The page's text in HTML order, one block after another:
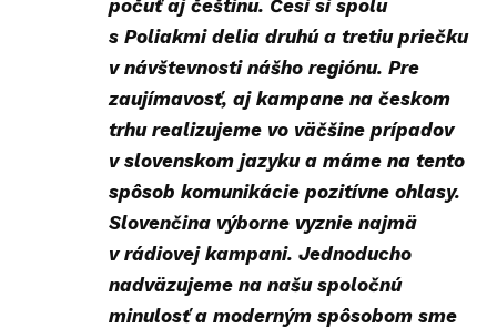
počuť aj češtinu. Česi si spolu
s Poliakmi delia druhú a tretiu priečku
v návštevnosti nášho regiónu. Pre
zaujímavosť, aj kampane na českom
trhu realizujeme vo väčšine prípadov
v slovenskom jazyku a máme na tento
spôsob komunikácie pozitívne ohlasy.
Slovenčina výborne vyznie najmä
v rádiovej kampani. Jednoducho
nadväzujeme na našu spoločnú
minulosť a moderným spôsobom sme